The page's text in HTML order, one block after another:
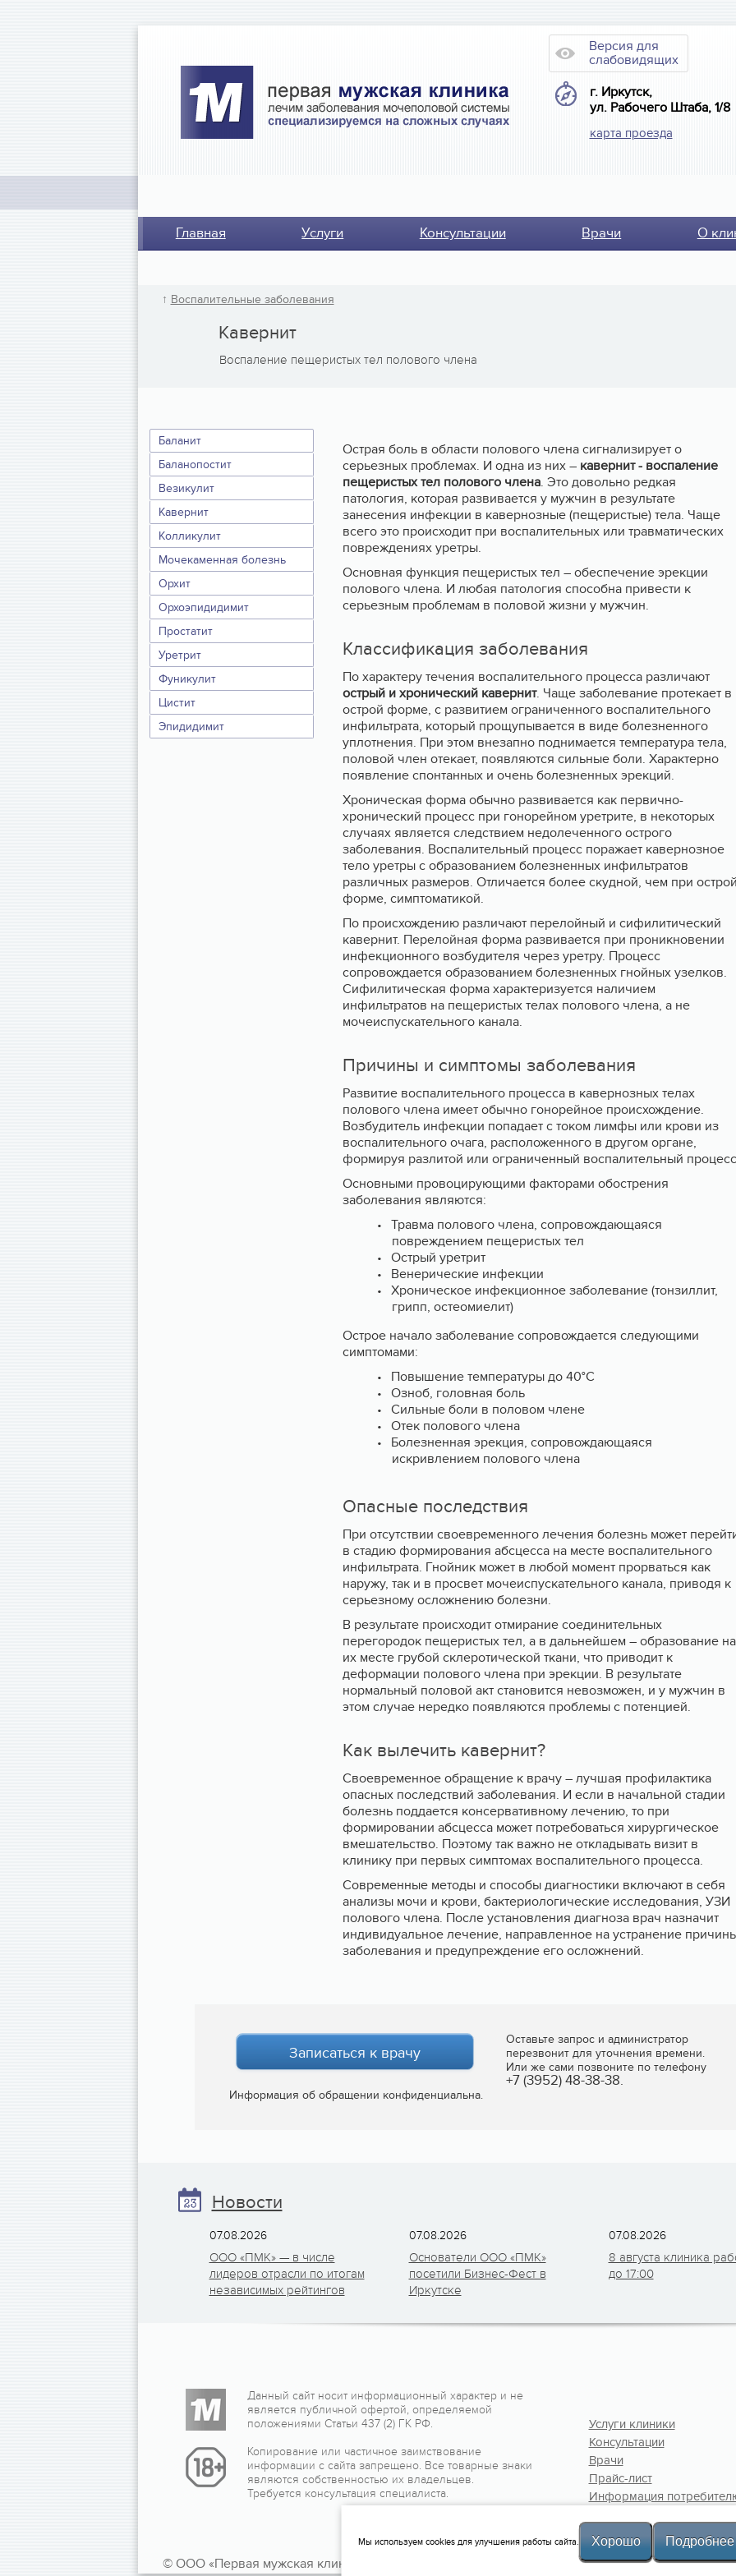
Версия для
слабовидящих
г. Иркутск,
ул. Рабочего Штаба, 1/8
карта проезда
Главная Услуги Консультации Врачи О
↑ Воспалительные заболевания
Кавернит
Воспаление пещеристых тел полового члена
Острая боль в области полового члена сигнализирует о
серьезных проблемах. И одна из них – кавернит - воспаление
пещеристых тел полового члена. Это довольно редкая
патология, которая развивается у мужчин в результате
занесения инфекции в кавернозные (пещеристые) тела. Чаще
всего это происходит при воспалительных или травматических
повреждениях уретры.
Основная функция пещеристых тел – обеспечение эрекции
полового члена. И любая патология способна привести к
серьезным проблемам в половой жизни у мужчин.
Классификация заболевания
По характеру течения воспалительного процесса различают
острый и хронический кавернит. Чаще заболевание протекает в
острой форме, с развитием ограниченного воспалительного
инфильтрата, который прощупывается в виде болезненного
уплотнения. При этом внезапно поднимается температура тела,
половой член отекает, появляются сильные боли. Характерно
появление спонтанных и очень болезненных эрекций.
Хроническая форма обычно развивается как первично-
хронический процесс при гонорейном уретрите, в некоторых
случаях является следствием недолеченного острого
заболевания. Воспалительный процесс поражает кавернозное
тело уретры с образованием болезненных инфильтратов
различных размеров. Отличается более скудной, чем при
форме, симптоматикой.
По происхождению различают перелойный и сифилитический
кавернит. Перелойная форма развивается при проникновении
инфекционного возбудителя через уретру. Процесс
сопровождается образованием болезненных гнойных узелков.
Сифилитическая форма характеризуется наличием
инфильтратов на пещеристых телах полового члена, а не
мочеиспускательного канала.
Причины и симптомы заболевания
Развитие воспалительного процесса в кавернозных телах
полового члена имеет обычно гонорейное происхождение.
Возбудитель инфекции попадает с током лимфы или крови из
воспалительного очага, расположенного в другом органе,
формируя разлитой или ограниченный воспалительный
Основными провоцирующими факторами обострения
заболевания являются:
Травма полового члена, сопровождающаяся
повреждением пещеристых тел
Острый уретрит
Венерические инфекции
Хроническое инфекционное заболевание (тонзиллит,
грипп, остеомиелит)
Острое начало заболевание сопровождается следующими
симптомами:
Повышение температуры до 40°С
Озноб, головная боль
Сильные боли в половом члене
Отек полового члена
Болезненная эрекция, сопровождающаяся
искривлением полового члена
Опасные последствия
При отсутствии своевременного лечения болезнь может
в стадию формирования абсцесса на месте воспалительного
инфильтрата. Гнойник может в любой момент прорваться как
наружу, так и в просвет мочеиспускательного канала, приводя к
серьезному осложнению болезни.
В результате происходит отмирание соединительных
перегородок пещеристых тел, а в дальнейшем – образование на
их месте грубой склеротической ткани, что приводит к
деформации полового члена при эрекции. В результате
нормальный половой акт становится невозможен, и у мужчин в
этом случае нередко появляются проблемы с потенцией.
Как вылечить кавернит?
Своевременное обращение к врачу – лучшая профилактика
опасных последствий заболевания. И если в начальной стадии
болезнь поддается консервативному лечению, то при
формировании абсцесса может потребоваться хирургическое
вмешательство. Поэтому так важно не откладывать визит в
клинику при первых симптомах воспалительного процесса.
Современные методы и способы диагностики включают в себя
анализы мочи и крови, бактериологические исследования, УЗИ
полового члена. После установления диагноза врач назначит
индивидуальное лечение, направленное на устранение
заболевания и предупреждение его осложнений.
Записаться к врачу
Оставьте запрос и администратор
перезвонит для уточнения времени.
Или же сами позвоните по телефону
+7 (3952) 48-38-38.
Информация об обращении конфиденциальна.
Баланит
Баланопостит
Везикулит
Кавернит
Колликулит
Мочекаменная болезнь
Орхит
Орхоэпидидимит
Простатит
Уретрит
Фуникулит
Цистит
Эпидидимит
Новости
07.08.2026
ООО «ПМК» — в числе
лидеров отрасли по итогам
независимых рейтингов
07.08.2026
Основатели ООО «ПМК»
посетили Бизнес-Фест в
Иркутске
07.08.2026
8 августа клиника
до 17:00
Данный сайт носит информационный характер и не
является публичной офертой, определяемой
положениями Статьи 437 (2) ГК РФ.
Копирование или частичное заимствование
информации с сайта запрещено. Все товарные знаки
являются собственностью их владельцев.
Требуется консультация специалиста.
Услуги клиники
Консультации
Врачи
Прайс-лист
Информация
© ООО «Первая мужская клиника», 2010-2026 Политика клиники Лицензия
Мы используем cookies для улучшения работы сайта. Хорошо Подробнее